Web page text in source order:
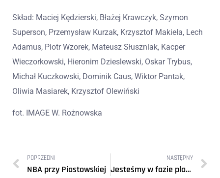
Skład: Maciej Kędzierski, Błażej Krawczyk, Szymon
Superson, Przemysław Kurzak, Krzysztof Makieła, Lech
Adamus, Piotr Wzorek, Mateusz Słuszniak, Kacper
Wieczorkowski, Hieronim Dzieslewski, Oskar Trybus,
Michał Kuczkowski, Dominik Caus, Wiktor Pantak,
Oliwia Masiarek, Krzysztof Olewiński
fot. IMAGE W. Rożnowska
POPRZEDNI
NBA przy Piastowskiej
NASTĘPNY
Jesteśmy w fazie play-off!